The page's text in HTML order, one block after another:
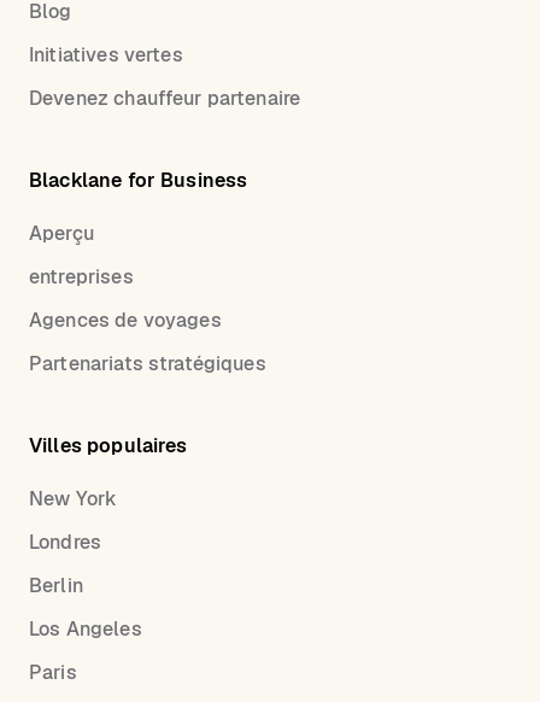
Blog
Initiatives vertes
Devenez chauffeur partenaire
Blacklane for Business
Aperçu
entreprises
Agences de voyages
Partenariats stratégiques
Villes populaires
New York
Londres
Berlin
Los Angeles
Paris